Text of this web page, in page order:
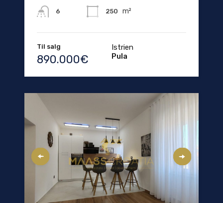
6 250 m²
Til salg
890.000€
Istrien
Pula